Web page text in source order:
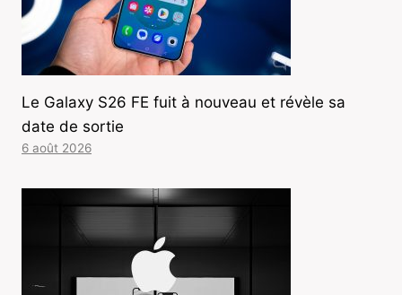
Le Galaxy S26 FE fuit à nouveau et révèle sa
date de sortie
6 août 2026